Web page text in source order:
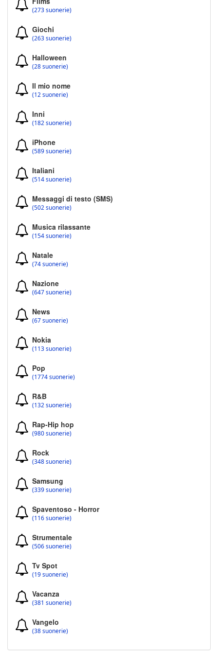
(273 suonerie)
Giochi
(263 suonerie)
Halloween
(28 suonerie)
Il mio nome
(12 suonerie)
Inni
(182 suonerie)
iPhone
(589 suonerie)
Italiani
(514 suonerie)
Messaggi di testo (SMS)
(502 suonerie)
Musica rilassante
(154 suonerie)
Natale
(74 suonerie)
Nazione
(647 suonerie)
News
(67 suonerie)
Nokia
(113 suonerie)
Pop
(1774 suonerie)
R&B
(132 suonerie)
Rap-Hip hop
(980 suonerie)
Rock
(348 suonerie)
Samsung
(339 suonerie)
Spaventoso - Horror
(116 suonerie)
Strumentale
(506 suonerie)
Tv Spot
(19 suonerie)
Vacanza
(381 suonerie)
Vangelo
(38 suonerie)